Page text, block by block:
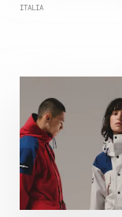
ITALIA